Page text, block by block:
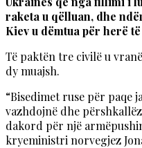
raketa u qëlluan, dhe
Kiev u dëmtua për herë
Të paktën tre civilë u
dy muajsh.
“Bisedimet ruse për paqe
vazhdojnë dhe
dakord për një
kryeministri norvegjez